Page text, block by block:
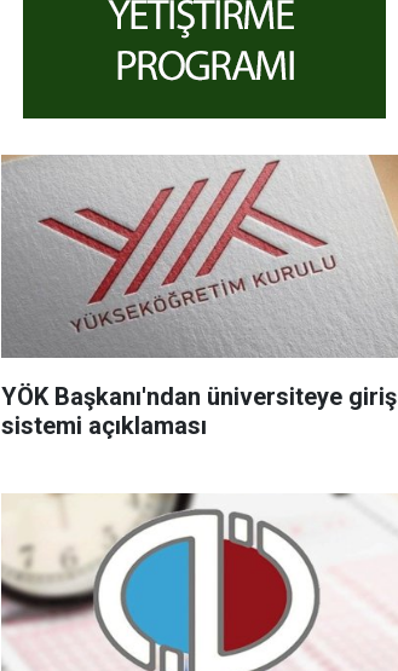
YÖK Başkanı'ndan üniversiteye giriş
sistemi açıklaması